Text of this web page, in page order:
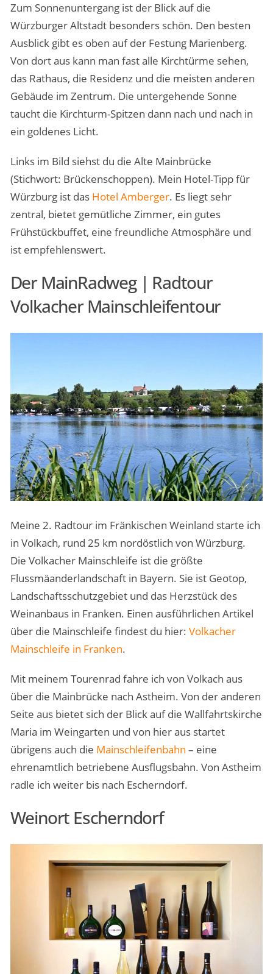
Zum Sonnenuntergang ist der Blick auf die
Würzburger Altstadt besonders schön. Den besten
Ausblick gibt es oben auf der Festung Marienberg.
Von dort aus kann man fast alle Kirchtürme sehen,
das Rathaus, die Residenz und die meisten anderen
Gebäude im Zentrum. Die untergehende Sonne
taucht die Kirchturm-Spitzen dann nach und nach in
ein goldenes Licht.
Links im Bild siehst du die Alte Mainbrücke
(Stichwort: Brückenschoppen). Mein Hotel-Tipp für
Würzburg ist das Hotel Amberger. Es liegt sehr
zentral, bietet gemütliche Zimmer, ein gutes
Frühstückbuffet, eine freundliche Atmosphäre und
ist empfehlenswert.
Der MainRadweg | Radtour
Volkacher Mainschleifentour
Meine 2. Radtour im Fränkischen Weinland starte ich
in Volkach, rund 25 km nordöstlich von Würzburg.
Die Volkacher Mainschleife ist die größte
Flussmäanderlandschaft in Bayern. Sie ist Geotop,
Landschaftsschutzgebiet und das Herzstück des
Weinanbaus in Franken. Einen ausführlichen Artikel
über die Mainschleife findest du hier: Volkacher
Mainschleife in Franken.
Mit meinem Tourenrad fahre ich von Volkach aus
über die Mainbrücke nach Astheim. Von der anderen
Seite aus bietet sich der Blick auf die Wallfahrtskirche
Maria im Weingarten und von hier aus startet
übrigens auch die Mainschleifenbahn – eine
ehrenamtlich betriebene Ausflugsbahn. Von Astheim
radle ich weiter bis nach Escherndorf.
Weinort Escherndorf